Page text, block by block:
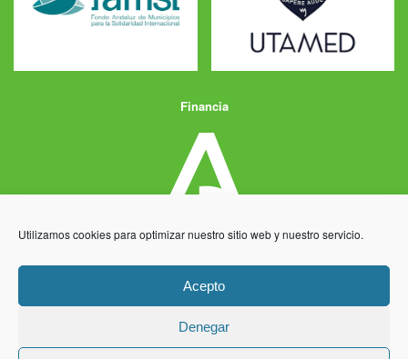
Utilizamos cookies para optimizar nuestro sitio web y nuestro servicio.
Acepto
Denegar
Financia